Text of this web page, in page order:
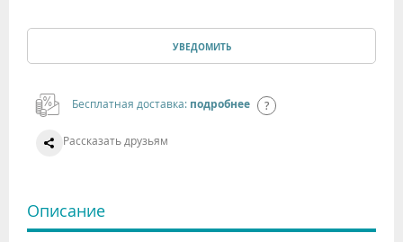
УВЕДОМИТЬ
Бесплатная доставка: подробнее
Рассказать друзьям
Описание